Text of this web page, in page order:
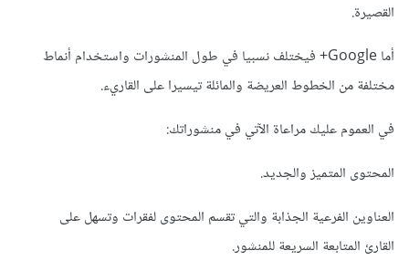
القصيرة.
أما Google+ فيختلف نسبيا في طول المنشورات واستخدام أنماط
مختلفة من الخطوط العريضة والمائلة تيسيرا على القاريء.
في العموم عليك مراعاة الآتي في منشوراتك:
المحتوى المتميز والجديد.
العناوين الفرعية الجذابة والتي تقسم المحتوى لفقرات وتسهل على
القارئ المتابعة السريعة للمنشور.